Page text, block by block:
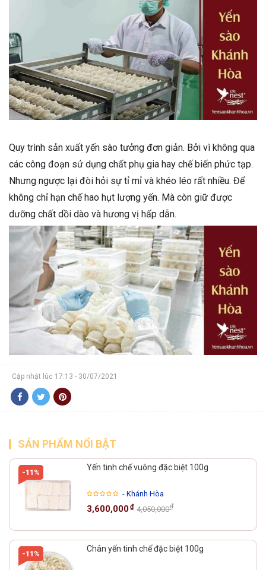
Quy trình sản xuất yến sào tưởng đơn giản. Bởi vì không qua
các công đoạn sử dụng chất phụ gia hay chế biến phức tạp.
Nhưng ngược lại đòi hỏi sự tỉ mỉ và khéo léo rất nhiều. Để
không chỉ hạn chế hao hụt lượng yến. Mà còn giữ được
dưỡng chất dồi dào và hương vị hấp dẫn.
Cập nhật lúc 17:13 - 30/07/2021
SẢN PHẨM NỔI BẬT
-11%
Yến tinh chế vuông đặc biệt 100g
- Khánh Hòa
3,600,000₫ 4,050,000₫
-11%
Chân yến tinh chế đặc biệt 100g